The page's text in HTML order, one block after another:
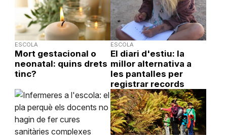
ESCOLA
Mort gestacional o
neonatal: quins drets
tinc?
ESCOLA
El diari d'estiu: la
millor alternativa a
les pantalles per
registrar records